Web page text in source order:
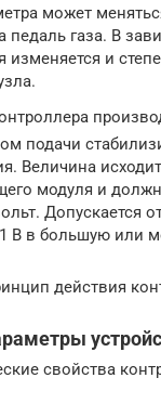
может
педаль газа. В
изменяется и
подачи
Величина
модуля и
Допускается
В в большую или
действия
свойства